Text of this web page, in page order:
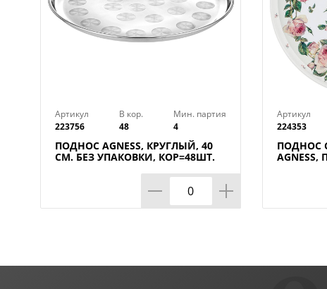
Артикул
223756
В кор.
48
Мин. партия
4
ПОДНОС AGNESS, КРУГЛЫЙ, 40
СМ. БЕЗ УПАКОВКИ, КОР=48ШТ.
Артикул
224353
ПОДНОС